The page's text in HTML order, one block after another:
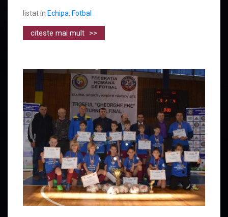
listat in Echipa, Fotbal
citeste mai mult >>